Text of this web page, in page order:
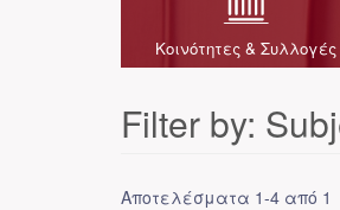
Κοινότητες & Συλλογές
Filter by:
Αποτελέσματα 1-4 από 1